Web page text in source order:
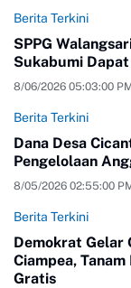
Berita Terkini
SPPG
Sukabumi
8/06/2026 05:03:00
Berita Terkini
Dana Desa
Pengelolaan
8/05/2026 02:55:00
Berita Terkini
Demokrat Gelar
Ciampea,
Gratis